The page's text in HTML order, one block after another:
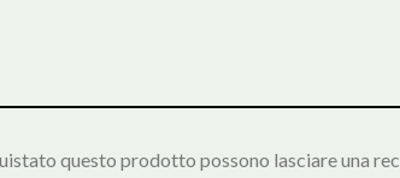
questo prodotto possono lasciare una